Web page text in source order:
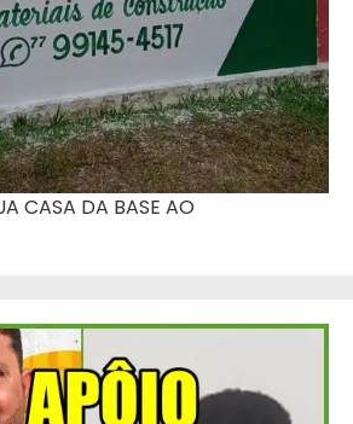
CASA DA BASE AO